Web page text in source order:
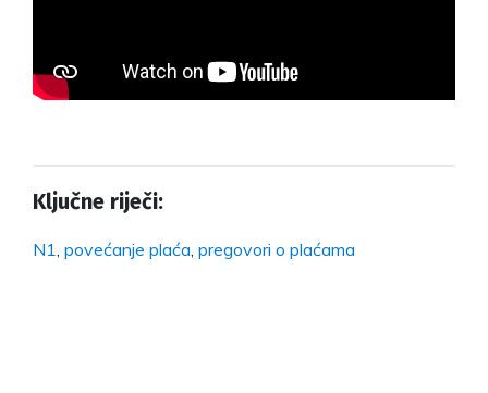
Ključne riječi:
N1 povećanje plaća pregovori o plaćama